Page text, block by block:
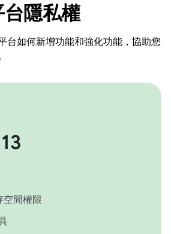
隱私權
台如何新增功能和強化功能，協助您
空間權限